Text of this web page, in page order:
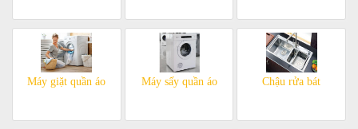
Máy giặt quần áo Máy sấy quần áo Chậu rửa bát